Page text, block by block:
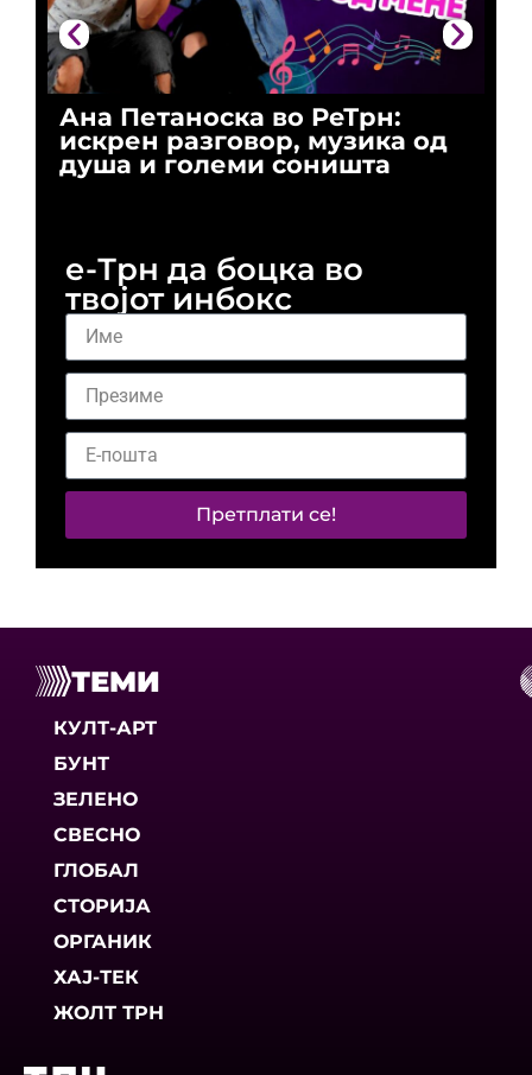
Ана Петаноска во РеТрн:
искрен разговор, музика од
душа и големи соништа
е-Трн да боцка во
твојот инбокс
Претплати се!
ТЕМИ
КУЛТ-АРТ
БУНТ
ЗЕЛЕНО
СВЕСНО
ГЛОБАЛ
СТОРИЈА
ОРГАНИК
ХАЈ-ТЕК
ЖОЛТ ТРН